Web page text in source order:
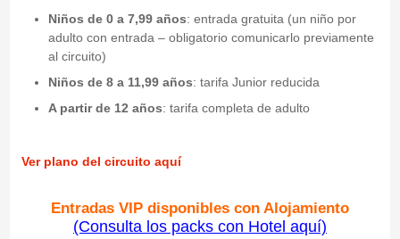
Niños de 0 a 7,99 años: entrada gratuita (un niño por
adulto con entrada – obligatorio comunicarlo previamente
al circuito)
Niños de 8 a 11,99 años: tarifa Junior reducida
A partir de 12 años: tarifa completa de adulto
Ver plano del circuito aquí
Entradas VIP disponibles con Alojamiento
(Consulta los packs con Hotel aquí)